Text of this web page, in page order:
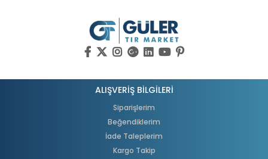
ALIŞVERİŞ BİLGİLERİ
Siparişlerim
Beğendiklerim
İade Taleplerim
Kargo Takip